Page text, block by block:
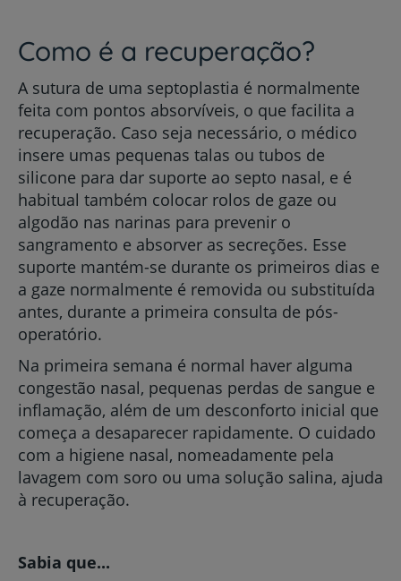
Como é a recuperação?
A sutura de uma septoplastia é normalmente
feita com pontos absorvíveis, o que facilita a
recuperação. Caso seja necessário, o médico
insere umas pequenas talas ou tubos de
silicone para dar suporte ao septo nasal, e é
habitual também colocar rolos de gaze ou
algodão nas narinas para prevenir o
sangramento e absorver as secreções. Esse
suporte mantém-se durante os primeiros dias e
a gaze normalmente é removida ou substituída
antes, durante a primeira consulta de pós-
operatório.
Na primeira semana é normal haver alguma
congestão nasal, pequenas perdas de sangue e
inflamação, além de um desconforto inicial que
começa a desaparecer rapidamente. O cuidado
com a higiene nasal, nomeadamente pela
lavagem com soro ou uma solução salina, ajuda
à recuperação.
Sabia que...